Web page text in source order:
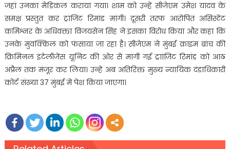
जहां उनका मेडिकल कराया गया। शाम को उन्हें सीजेएम उमेश यादव के
समक्ष प्रस्तुत कर ट्रांजिट रिमांड मांगी। दूसरी तरफ आरोपित असिस्टेंट
कमिश्नर के अधिवक्ता विजयसेन सिंह ने इसका विरोध किया और कहा कि
उनके मुवक्किल को फंसाया जा रहा है। सीजेएम ने मुंबई क्राइम ब्रांच की
क्रिमिनल इंटेलीजेंस यूनिट की ओर से मांगी गई ट्राांजिट रिमांड को आठ
अप्रैल तक मंजूर कर लिया। उन्हें अब अतिरिक्त मुख्य न्यायिक दंडाधिकारी
कोर्ट संख्या 37 मुंबई में पेश किया जाएगा।